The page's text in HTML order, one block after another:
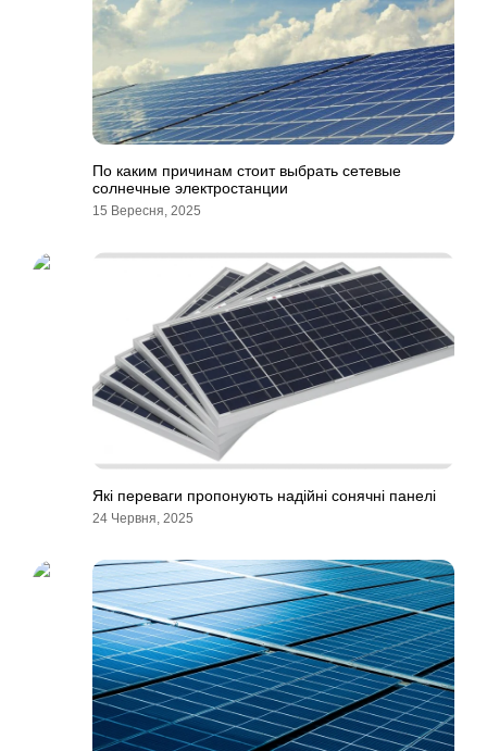
По каким причинам стоит выбрать сетевые
солнечные электростанции
15 Вересня, 2025
Які переваги пропонують надійні сонячні панелі
24 Червня, 2025